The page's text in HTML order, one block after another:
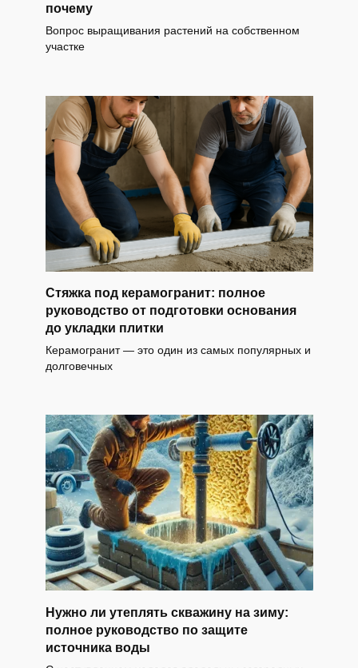
почему
Вопрос выращивания растений на собственном
участке
Стяжка под керамогранит: полное
руководство от подготовки основания
до укладки плитки
Керамогранит — это один из самых популярных и
долговечных
Нужно ли утеплять скважину на зиму:
полное руководство по защите
источника воды